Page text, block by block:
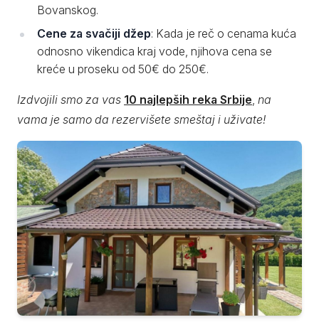
Bovanskog.
Cene za svačiji džep: Kada je reč o cenama kuća
odnosno vikendica kraj vode, njihova cena se
kreće u proseku od 50€ do 250€.
Izdvojili smo za vas 10 najlepših reka Srbije na
vama je samo da rezervišete smeštaj i uživate!